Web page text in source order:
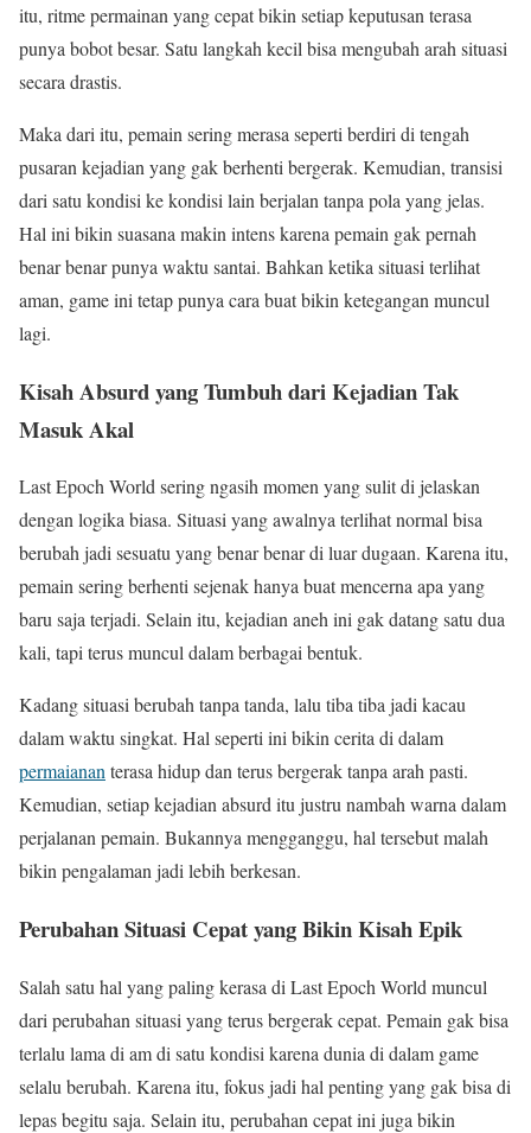
itu, ritme permainan yang cepat bikin setiap keputusan terasa
punya bobot besar. Satu langkah kecil bisa mengubah arah situasi
secara drastis.
Maka dari itu, pemain sering merasa seperti berdiri di tengah
pusaran kejadian yang gak berhenti bergerak. Kemudian, transisi
dari satu kondisi ke kondisi lain berjalan tanpa pola yang jelas.
Hal ini bikin suasana makin intens karena pemain gak pernah
benar benar punya waktu santai. Bahkan ketika situasi terlihat
aman, game ini tetap punya cara buat bikin ketegangan muncul
lagi.
Kisah Absurd yang Tumbuh dari Kejadian Tak
Masuk Akal
Last Epoch World sering ngasih momen yang sulit di jelaskan
dengan logika biasa. Situasi yang awalnya terlihat normal bisa
berubah jadi sesuatu yang benar benar di luar dugaan. Karena itu,
pemain sering berhenti sejenak hanya buat mencerna apa yang
baru saja terjadi. Selain itu, kejadian aneh ini gak datang satu dua
kali, tapi terus muncul dalam berbagai bentuk.
Kadang situasi berubah tanpa tanda, lalu tiba tiba jadi kacau
dalam waktu singkat. Hal seperti ini bikin cerita di dalam
permaiananterasa hidup dan terus bergerak tanpa arah pasti.
Kemudian, setiap kejadian absurd itu justru nambah warna dalam
perjalanan pemain. Bukannya mengganggu, hal tersebut malah
bikin pengalaman jadi lebih berkesan.
Perubahan Situasi Cepat yang Bikin Kisah Epik
Salah satu hal yang paling kerasa di Last Epoch World muncul
dari perubahan situasi yang terus bergerak cepat. Pemain gak bisa
terlalu lama di am di satu kondisi karena dunia di dalam game
selalu berubah. Karena itu, fokus jadi hal penting yang gak bisa di
lepas begitu saja. Selain itu, perubahan cepat ini juga bikin